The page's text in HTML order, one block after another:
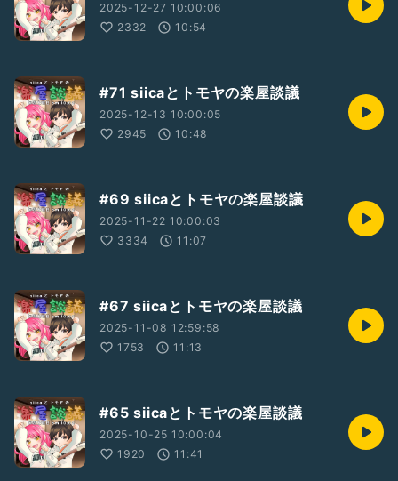
2025-12-27 10:00:06
2332
10:54
#71 siicaとトモヤの楽屋談議
2025-12-13 10:00:05
2945
10:48
#69 siicaとトモヤの楽屋談議
2025-11-22 10:00:03
3334
11:07
#67 siicaとトモヤの楽屋談議
2025-11-08 12:59:58
1753
11:13
#65 siicaとトモヤの楽屋談議
2025-10-25 10:00:04
1920
11:41